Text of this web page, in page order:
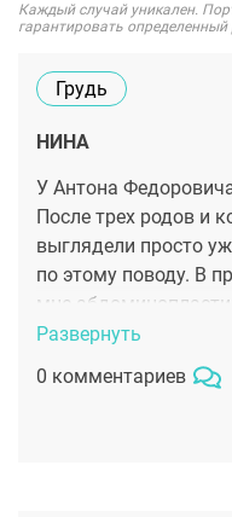
Каждый случай уникален.
гарантировать определенный
Грудь
НИНА
У Антона
После трех родов и
выглядели просто
по этому поводу. В
мне
очень довольна, мой
дородовому
стеснения ходить в
Развернуть
0 комментариев